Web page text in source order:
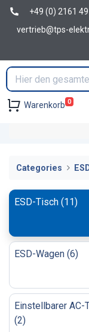
+49 (0) 2161
vertrieb@tps-
Warenkorb 0
Categories
ESD-Tisch (11)
ESD-Wagen (6)
Einstellbarer AC-
(2)